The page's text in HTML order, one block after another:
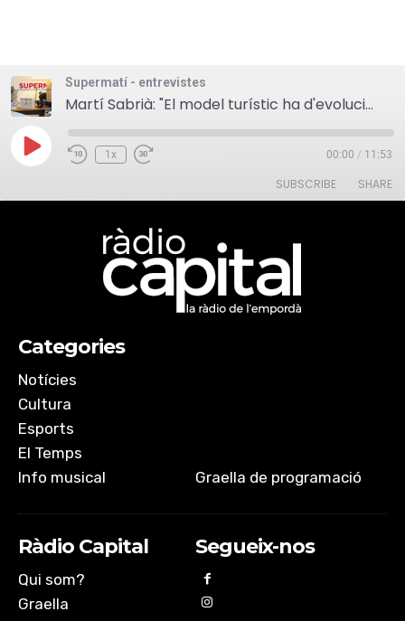
Supermatí - entrevistes
Martí Sabrià: "El model turístic ha d'evolucionar cap a un turisme sostenible i que entengui el territori"
Play
Episode
1x 00:00 / 11:53
SUBSCRIBE SHARE
EMBED
Categories
Notícies
Cultura
Esports
El Temps
Info musical
Graella de programació
Ràdio Capital
Qui som?
Graella
Segueix-nos